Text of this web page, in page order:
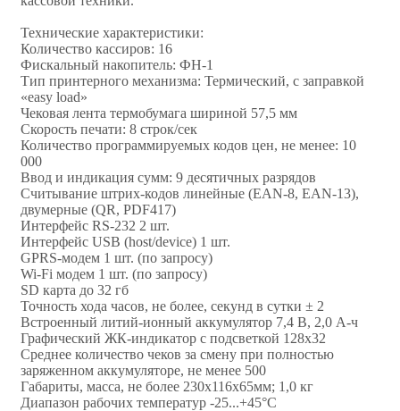
Технические характеристики:
Количество кассиров: 16
Фискальный накопитель: ФН-1
Тип принтерного механизма: Термический, с заправкой
«easy load»
Чековая лента термобумага шириной 57,5 мм
Скорость печати: 8 строк/сек
Количество программируемых кодов цен, не менее: 10
000
Ввод и индикация сумм: 9 десятичных разрядов
Считывание штрих-кодов линейные (EAN-8, ЕАN-13),
двумерные (QR, PDF417)
Интерфейс RS-232 2 шт.
Интерфейс USB (host/device) 1 шт.
GPRS-модем 1 шт. (по запросу)
Wi-Fi модем 1 шт. (по запросу)
SD карта до 32 гб
Точность хода часов, не более, секунд в сутки ± 2
Встроенный литий-ионный аккумулятор 7,4 В, 2,0 А-ч
Графический ЖК-индикатор с подсветкой 128х32
Среднее количество чеков за смену при полностью
заряженном аккумуляторе, не менее 500
Габариты, масса, не более 230х116х65мм; 1,0 кг
Диапазон рабочих температур -25...+45°С